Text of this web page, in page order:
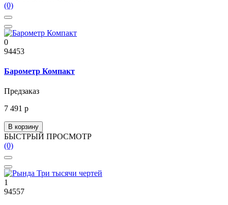
(0)
0
94453
Барометр Компакт
Предзаказ
7 491 р
В корзину
БЫСТРЫЙ ПРОСМОТР
(0)
1
94557